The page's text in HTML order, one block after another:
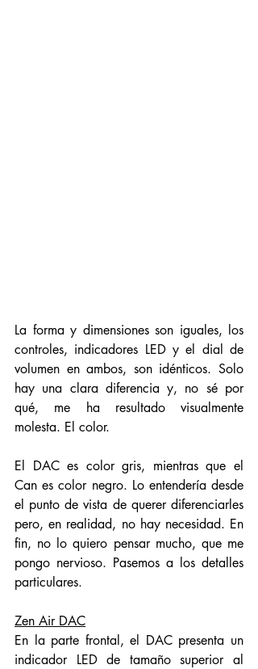
La forma y dimensiones son iguales, los
controles, indicadores LED y el dial de
volumen en ambos, son idénticos. Solo
hay una clara diferencia y, no sé por
qué, me ha resultado visualmente
molesta. El color.
El DAC es color gris, mientras que el
Can es color negro. Lo entendería desde
el punto de vista de querer diferenciarles
pero, en realidad, no hay necesidad. En
fin, no lo quiero pensar mucho, que me
pongo nervioso. Pasemos a los detalles
particulares.
Zen Air DAC
En la parte frontal, el DAC presenta un
indicador LED de tamaño superior al